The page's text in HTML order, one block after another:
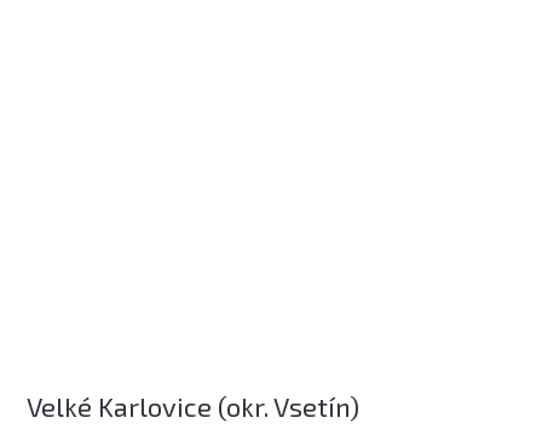
Velké Karlovice (okr. Vsetín)